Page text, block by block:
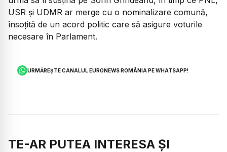
USR și UDMR ar merge cu o nominalizare comună,
însoțită de un acord politic care să asigure voturile
necesare în Parlament.
URMĂREȘTE CANALUL EURONEWS ROMÂNIA PE WHATSAPP!
TE-AR PUTEA INTERESA ȘI